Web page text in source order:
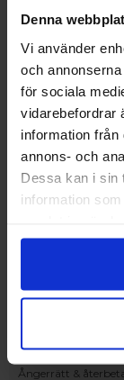
Denna
Vi använder
och
för sociala
vidarebefordrar
information från
annons- och
Dessa kan i sin
information
hos Victrix
168 67 Bromma
Kundservice
Kontakta oss
Beställning och
Leverans
Reklamation
Handla på
Betalnings &
Ångerrätt &